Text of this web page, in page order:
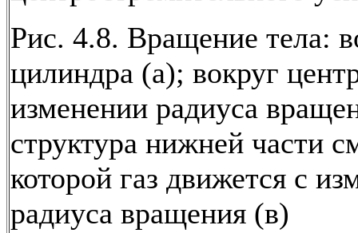
Рис. 4.8. Вращение тела:
цилиндра (а); вокруг
изменении радиуса
структура нижней части
которой газ движется с
радиуса вращения (в)